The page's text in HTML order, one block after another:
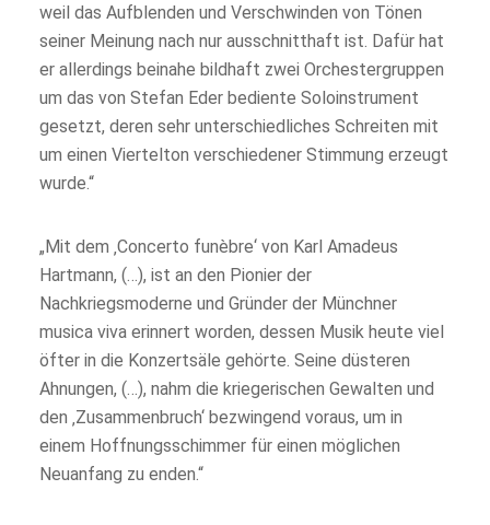
weil das Aufblenden und Verschwinden von Tönen
seiner Meinung nach nur ausschnitthaft ist. Dafür hat
er allerdings beinahe bildhaft zwei Orchestergruppen
um das von Stefan Eder bediente Soloinstrument
gesetzt, deren sehr unterschiedliches Schreiten mit
um einen Viertelton verschiedener Stimmung erzeugt
wurde.“
„Mit dem ‚Concerto funèbre‘ von Karl Amadeus
Hartmann, (…), ist an den Pionier der
Nachkriegsmoderne und Gründer der Münchner
musica viva erinnert worden, dessen Musik heute viel
öfter in die Konzertsäle gehörte. Seine düsteren
Ahnungen, (…), nahm die kriegerischen Gewalten und
den ‚Zusammenbruch‘ bezwingend voraus, um in
einem Hoffnungsschimmer für einen möglichen
Neuanfang zu enden.“